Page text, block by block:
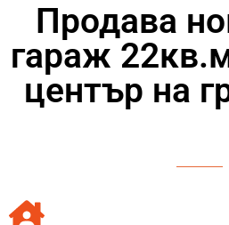
Продава
гараж
център на